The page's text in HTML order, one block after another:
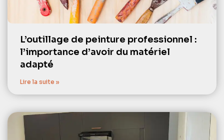
L’outillage de peinture professionnel :
l’importance d’avoir du matériel
adapté
Lire la suite »